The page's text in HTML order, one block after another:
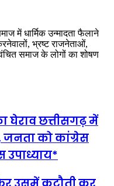
में धार्मिक उन्मादता फैलाने
भ्रष्ट राजनेताओं,
वंचित समाज के लोगों का शोषण
घेराव छत्तीसगढ़ में
जनता को कांग्रेस
उपाध्याय*